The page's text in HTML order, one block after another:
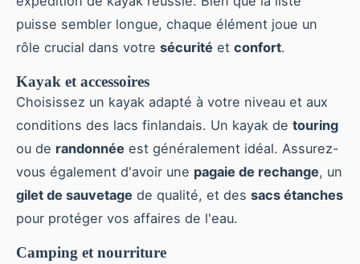
puisse sembler longue, chaque élément joue un
rôle crucial dans votre sécurité et confort.
Kayak et accessoires
Choisissez un kayak adapté à votre niveau et aux
conditions des lacs finlandais. Un kayak de touring
ou de randonnée est généralement idéal. Assurez-
vous également d'avoir une pagaie de rechange, un
gilet de sauvetage de qualité, et des sacs étanches
pour protéger vos affaires de l'eau.
Camping et nourriture